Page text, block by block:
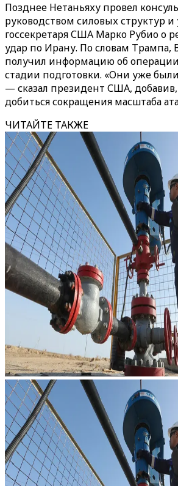
Позднее Нетаньяху провел
руководством силовых структур
госсекретаря США Марко Рубио о
удар по Ирану. По словам Трампа,
получил информацию об
стадии подготовки. «Они уже
— сказал президент США, добавив,
добиться сокращения масштаба
ЧИТАЙТЕ ТАКЖЕ